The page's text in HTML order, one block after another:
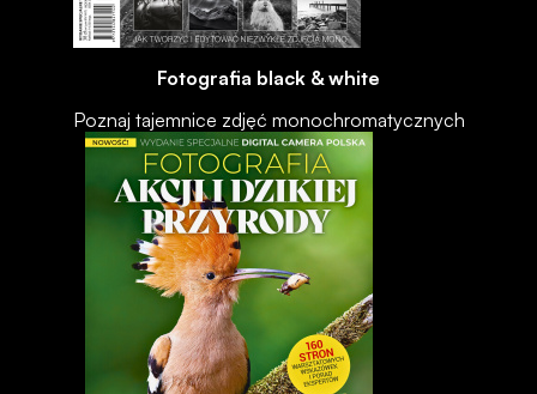
Fotografia black & white
Poznaj tajemnice zdjęć monochromatycznych